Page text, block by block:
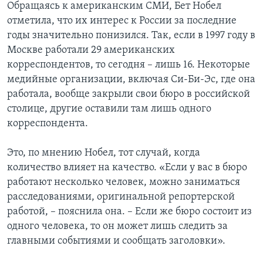
Обращаясь к американским СМИ, Бет Нобел
отметила, что их интерес к России за последние
годы значительно понизился. Так, если в 1997 году в
Москве работали 29 американских
корреспондентов, то сегодня – лишь 16. Некоторые
медийные организации, включая Си-Би-Эс, где она
работала, вообще закрыли свои бюро в российской
столице, другие оставили там лишь одного
корреспондента.
Это, по мнению Нобел, тот случай, когда
количество влияет на качество. «Если у вас в бюро
работают несколько человек, можно заниматься
расследованиями, оригинальной репортерской
работой, – пояснила она. – Если же бюро состоит из
одного человека, то он может лишь следить за
главными событиями и сообщать заголовки».